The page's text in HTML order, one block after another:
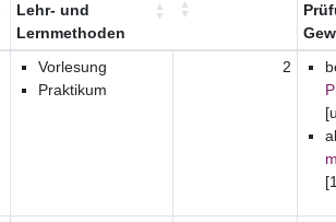
Lehr- und
Lernmethoden
Vorlesung
Praktikum
2